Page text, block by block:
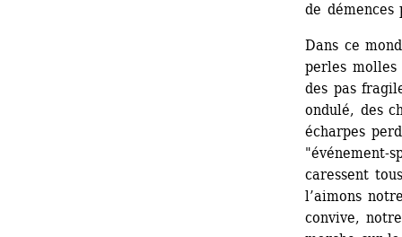
de démences
Dans ce
perles molles
des pas
ondulé, des
écharpes
"événement-
caressent
l’aimons
convive,